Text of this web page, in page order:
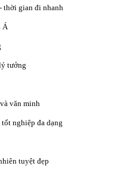
thời gian đi nhanh
Á
tưởng
văn minh
nghiệp đa dạng
tuyệt đẹp